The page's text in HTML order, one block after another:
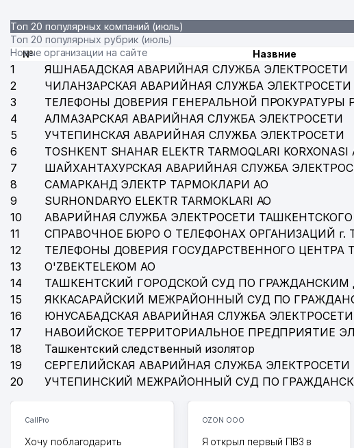
Топ 20 популярных компаний (июль)
Топ 20 популярных рубрик (июль)
Новые организации на сайте
№ Назвние
1 ЯШНАБАДСКАЯ АВАРИЙНАЯ СЛУЖБА ЭЛЕКТРОСЕТИ
2
ЧИЛАНЗАРСКАЯ АВАРИЙНАЯ СЛУЖБА ЭЛЕКТРОСЕТИ
3
ТЕЛЕФОНЫ ДОВЕРИЯ ГЕНЕРАЛЬНОЙ ПРОКУРАТУРЫ
4
АЛМАЗАРСКАЯ АВАРИЙНАЯ СЛУЖБА ЭЛЕКТРОСЕТИ
5
УЧТЕПИНСКАЯ АВАРИЙНАЯ СЛУЖБА ЭЛЕКТРОСЕТИ
6
TOSHKENT SHAHAR ELEKTR TARMOQLARI KORXONASI
7
ШАЙХАНТАХУРСКАЯ АВАРИЙНАЯ СЛУЖБА
8
САМАРКАНД ЭЛЕКТР ТАРМОКЛАРИ АО
9
SURHONDARYO ELEKTR TARMOKLARI АО
10
АВАРИЙНАЯ СЛУЖБА ЭЛЕКТРОСЕТИ
11
СПРАВОЧНОЕ БЮРО О ТЕЛЕФОНАХ ОРГАНИЗАЦИЙ г.
12
ТЕЛЕФОНЫ ДОВЕРИЯ ГОСУДАРСТВЕННОГО ЦЕНТРА
13
O'ZBEKTELEKOM АО
14
ТАШКЕНТСКИЙ ГОРОДСКОЙ СУД ПО ГРАЖДАНСКИМ
15
ЯККАСАРАЙСКИЙ МЕЖРАЙОННЫЙ СУД ПО
16
ЮНУСАБАДСКАЯ АВАРИЙНАЯ СЛУЖБА ЭЛЕКТРОСЕТИ
17
НАВОИЙСКОЕ ТЕРРИТОРИАЛЬНОЕ ПРЕДПРИЯТИЕ
18
Ташкентский следственный изолятор
19
СЕРГЕЛИЙСКАЯ АВАРИЙНАЯ СЛУЖБА ЭЛЕКТРОСЕТИ
20
УЧТЕПИНСКИЙ МЕЖРАЙОННЫЙ СУД ПО
CallPro
Хочу поблагодарить
OZON ООО
Я открыл первый ПВЗ в